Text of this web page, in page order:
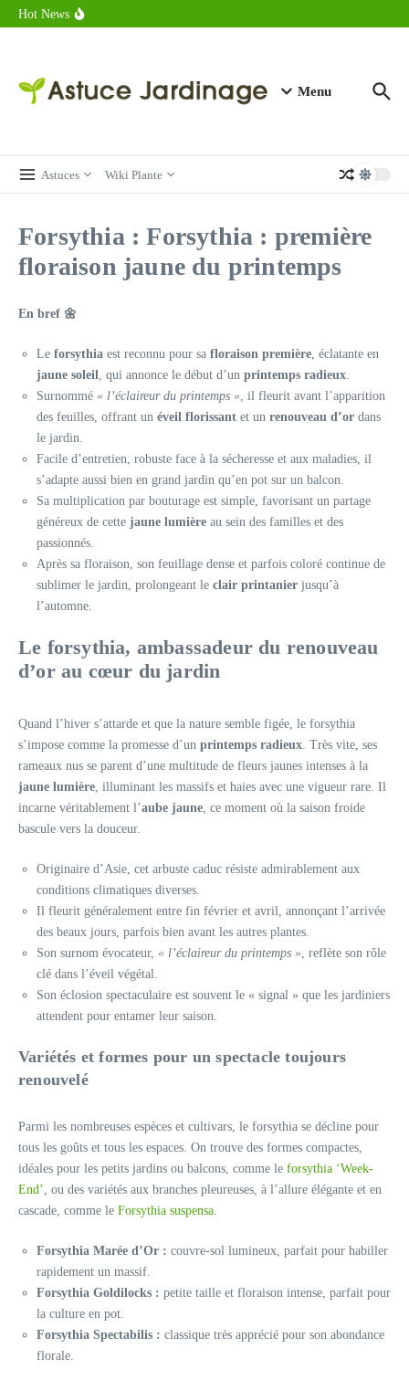
Aller au contenu
Hot News
Combien de calories dans un croque monsieur en 2025 ?
Menu
Astuces Wiki Plante
Forsythia : Forsythia : première
floraison jaune du printemps
En bref 🌼
Le forsythia est reconnu pour sa floraison première, éclatante en
jaune soleil, qui annonce le début d’un printemps radieux.
Surnommé « l’éclaireur du printemps », il fleurit avant l’apparition
des feuilles, offrant un éveil florissant et un renouveau d’or dans
le jardin.
Facile d’entretien, robuste face à la sécheresse et aux maladies, il
s’adapte aussi bien en grand jardin qu’en pot sur un balcon.
Sa multiplication par bouturage est simple, favorisant un partage
généreux de cette jaune lumière au sein des familles et des
passionnés.
Après sa floraison, son feuillage dense et parfois coloré continue de
sublimer le jardin, prolongeant le clair printanier jusqu’à
l’automne.
Le forsythia, ambassadeur du renouveau
d’orau cœur du jardin
Quand l’hiver s’attarde et que la nature semble figée, le forsythia
s’impose comme la promesse d’un printemps radieux. Très vite, ses
rameaux nus se parent d’une multitude de fleurs jaunes intenses à la
jaune lumière, illuminant les massifs et haies avec une vigueur rare. Il
incarne véritablement l’aube jaune, ce moment où la saison froide
bascule vers la douceur.
Originaire d’Asie, cet arbuste caduc résiste admirablement aux
conditions climatiques diverses.
Il fleurit généralement entre fin février et avril, annonçant l’arrivée
des beaux jours, parfois bien avant les autres plantes.
Son surnom évocateur, « l’éclaireur du printemps », reflète son rôle
clé dans l’éveil végétal.
Son éclosion spectaculaire est souvent le « signal » que les jardiniers
attendent pour entamer leur saison.
Variétés et formes pour un spectacle toujours
renouvelé
Parmi les nombreuses espèces et cultivars, le forsythia se décline pour
tous les goûts et tous les espaces. On trouve des formes compactes,
idéales pour les petits jardins ou balcons, comme le forsythia ‘Week-
End’, ou des variétés aux branches pleureuses, à l’allure élégante et en
cascade, comme le Forsythia suspensa.
Forsythia Marée d’Or : couvre-sol lumineux, parfait pour habiller
rapidement un massif.
Forsythia Goldilocks : petite taille et floraison intense, parfait pour
la culture en pot.
Forsythia Spectabilis : classique très apprécié pour son abondance
florale.